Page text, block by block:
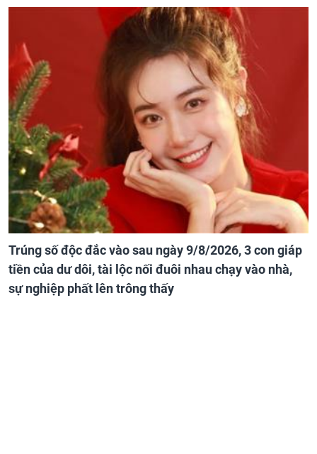
Trúng số độc đắc vào sau ngày 9/8/2026, 3 con giáp
tiền của dư dôi, tài lộc nối đuôi nhau chạy vào nhà,
sự nghiệp phất lên trông thấy